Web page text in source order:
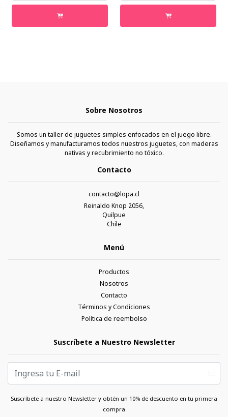
Sobre Nosotros
Somos un taller de juguetes simples enfocados en el juego libre.
Diseñamos y manufacturamos todos nuestros juguetes, con maderas
nativas y recubrimiento no tóxico.
Contacto
contacto@lopa.cl
Reinaldo Knop 2056,
Quilpue
Chile
Menú
Productos
Nosotros
Contacto
Términos y Condiciones
Política de reembolso
Suscríbete a Nuestro Newsletter
Suscríbete a nuestro Newsletter y obtén un 10% de descuento en tu primera
compra